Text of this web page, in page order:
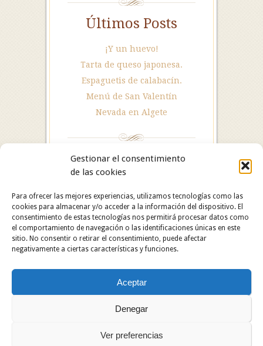
Gestionar el consentimiento
de las cookies
Para ofrecer las mejores experiencias, utilizamos tecnologías como las
cookies para almacenar y/o acceder a la información del dispositivo. El
consentimiento de estas tecnologías nos permitirá procesar datos como
el comportamiento de navegación o las identificaciones únicas en este
sitio. No consentir o retirar el consentimiento, puede afectar
negativamente a ciertas características y funciones.
Aceptar
Denegar
Ver preferencias
Últimos Posts
¡Y un huevo!
Tarta de queso japonesa.
Espaguetis de calabacín.
Menú de San Valentín
Nevada en Algete
Hotel Restaurante Asador Algete. C/ San Roque, 25.
28110 Algete (Madrid). Hotel: 91 628 29 05 /
Copyright © 2024 Hotel Restaurante Asador Algete.
Todos los derechos reservados.